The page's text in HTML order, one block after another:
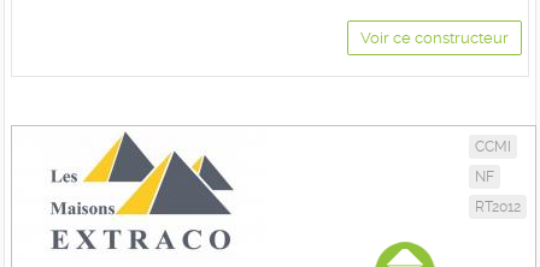
Voir ce constructeur
CCMI
NF
RT2012